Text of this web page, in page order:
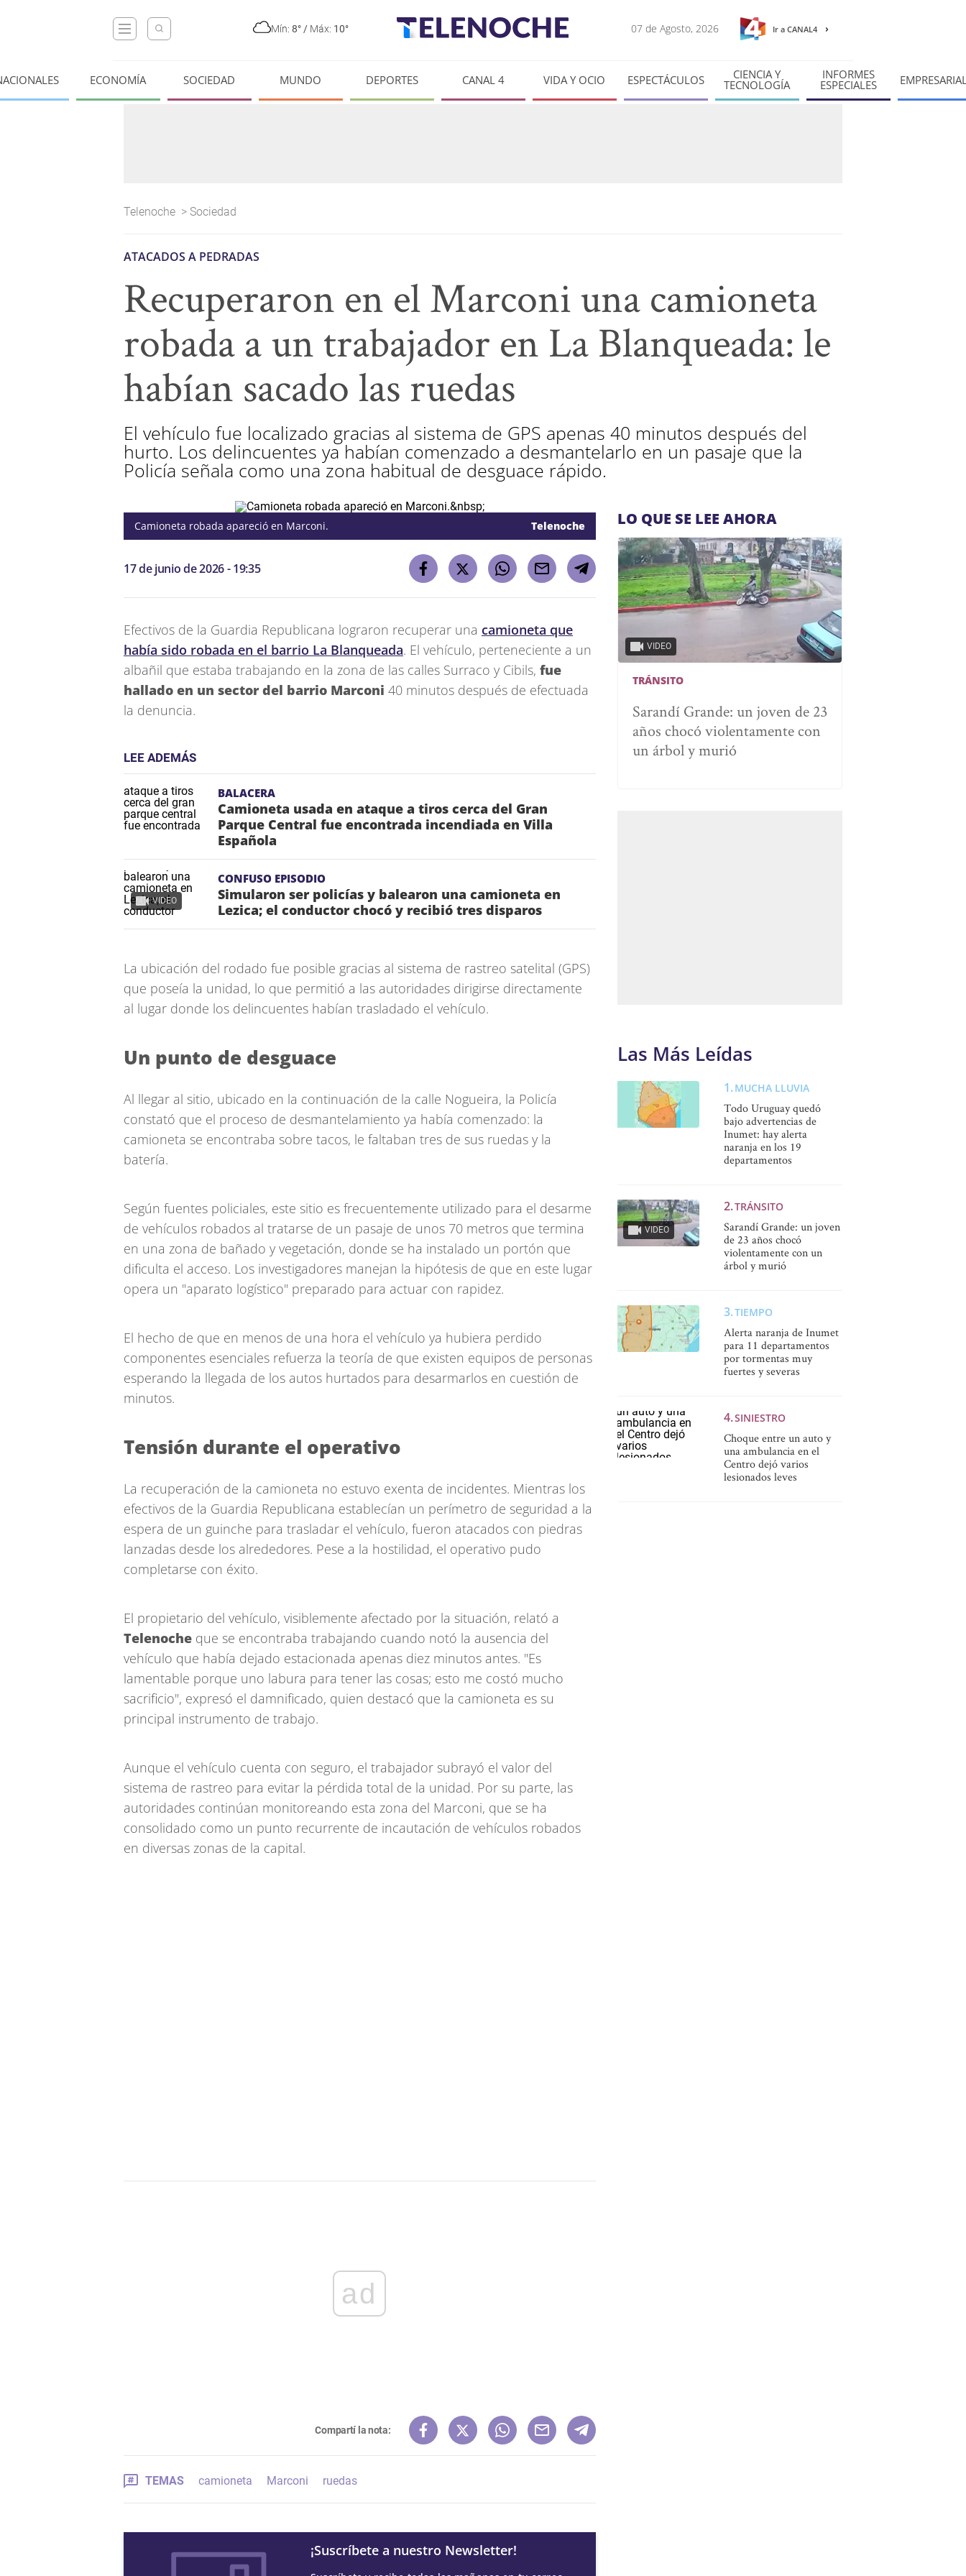
Mín: 8° / Máx: 10° 07 de Agosto, 2026 Ir a CANAL4
ECONOMÍA SOCIEDAD MUNDO DEPORTES CANAL 4 VIDA Y OCIO ESPECTÁCULOS CIENCIA Y
TECNOLOGÍA
INFORMES
ESPECIALES
Telenoche > Sociedad
ATACADOS A PEDRADAS
Recuperaron en el Marconi una camioneta
robada a un trabajador en La Blanqueada: le
habían sacado las ruedas
El vehículo fue localizado gracias al sistema de GPS apenas 40 minutos después del
hurto. Los delincuentes ya habían comenzado a desmantelarlo en un pasaje que la
Policía señala como una zona habitual de desguace rápido.
Camioneta robada apareció en Marconi. Telenoche
17 de junio de 2026 - 19:35
Efectivos de la Guardia Republicana lograron recuperar una camioneta que
había sido robada en el barrio La Blanqueada. El vehículo, perteneciente a un
albañil que estaba trabajando en la zona de las calles Surraco y Cibils, fue
hallado en un sector del barrio Marconi 40 minutos después de efectuada
la denuncia.
LEE ADEMÁS
BALACERA
Camioneta usada en ataque a tiros cerca del Gran
Parque Central fue encontrada incendiada en Villa
Española
VIDEO
CONFUSO EPISODIO
Simularon ser policías y balearon una camioneta en
Lezica; el conductor chocó y recibió tres disparos
La ubicación del rodado fue posible gracias al sistema de rastreo satelital (GPS)
que poseía la unidad, lo que permitió a las autoridades dirigirse directamente
al lugar donde los delincuentes habían trasladado el vehículo.
Un punto de desguace
Al llegar al sitio, ubicado en la continuación de la calle Nogueira, la Policía
constató que el proceso de desmantelamiento ya había comenzado: la
camioneta se encontraba sobre tacos, le faltaban tres de sus ruedas y la
batería.
Según fuentes policiales, este sitio es frecuentemente utilizado para el desarme
de vehículos robados al tratarse de un pasaje de unos 70 metros que termina
en una zona de bañado y vegetación, donde se ha instalado un portón que
dificulta el acceso. Los investigadores manejan la hipótesis de que en este lugar
opera un "aparato logístico" preparado para actuar con rapidez.
El hecho de que en menos de una hora el vehículo ya hubiera perdido
componentes esenciales refuerza la teoría de que existen equipos de personas
esperando la llegada de los autos hurtados para desarmarlos en cuestión de
minutos.
Tensión durante el operativo
La recuperación de la camioneta no estuvo exenta de incidentes. Mientras los
efectivos de la Guardia Republicana establecían un perímetro de seguridad a la
espera de un guinche para trasladar el vehículo, fueron atacados con piedras
lanzadas desde los alrededores. Pese a la hostilidad, el operativo pudo
completarse con éxito.
El propietario del vehículo, visiblemente afectado por la situación, relató a
Telenoche que se encontraba trabajando cuando notó la ausencia del
vehículo que había dejado estacionada apenas diez minutos antes. "Es
lamentable porque uno labura para tener las cosas; esto me costó mucho
sacrificio", expresó el damnificado, quien destacó que la camioneta es su
principal instrumento de trabajo.
Aunque el vehículo cuenta con seguro, el trabajador subrayó el valor del
sistema de rastreo para evitar la pérdida total de la unidad. Por su parte, las
autoridades continúan monitoreando esta zona del Marconi, que se ha
consolidado como un punto recurrente de incautación de vehículos robados
en diversas zonas de la capital.
ad
Compartí la nota:
TEMAS camioneta Marconi ruedas
¡Suscríbete a nuestro Newsletter!
LO QUE SE LEE AHORA
VIDEO
TRÁNSITO
Sarandí Grande: un joven de 23
años chocó violentamente con
un árbol y murió
Las Más Leídas
MUCHA LLUVIA
Todo Uruguay quedó
bajo advertencias de
Inumet: hay alerta
naranja en los 19
departamentos
VIDEO
TRÁNSITO
Sarandí Grande: un joven
de 23 años chocó
violentamente con un
árbol y murió
TIEMPO
Alerta naranja de Inumet
para 11 departamentos
por tormentas muy
fuertes y severas
SINIESTRO
Choque entre un auto y
una ambulancia en el
Centro dejó varios
lesionados leves